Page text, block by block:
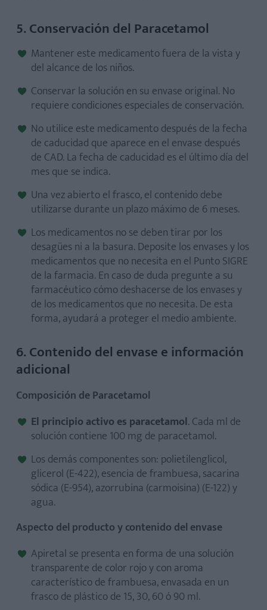
5. Conservación del Paracetamol
Mantener este medicamento fuera de la vista y
del alcance de los niños.
Conservar la solución en su envase original. No
requiere condiciones especiales de conservación.
No utilice este medicamento después de la fecha
de caducidad que aparece en el envase después
de CAD. La fecha de caducidad es el último día del
mes que se indica.
Una vez abierto el frasco, el contenido debe
utilizarse durante un plazo máximo de 6 meses.
Los medicamentos no se deben tirar por los
desagües ni a la basura. Deposite los envases y los
medicamentos que no necesita en el Punto SIGRE
de la farmacia. En caso de duda pregunte a su
farmacéutico cómo deshacerse de los envases y
de los medicamentos que no necesita. De esta
forma, ayudará a proteger el medio ambiente.
6. Contenido del envase e información
adicional
Composición de Paracetamol
El principio activo es paracetamol. Cada ml de
solución contiene 100 mg de paracetamol.
Los demás componentes son: polietilenglicol,
glicerol (E-422), esencia de frambuesa, sacarina
sódica (E-954), azorrubina (carmoisina) (E-122) y
agua.
Aspecto del producto y contenido del envase
Apiretal se presenta en forma de una solución
transparente de color rojo y con aroma
característico de frambuesa, envasada en un
frasco de plástico de 15, 30, 60 ó 90 ml.